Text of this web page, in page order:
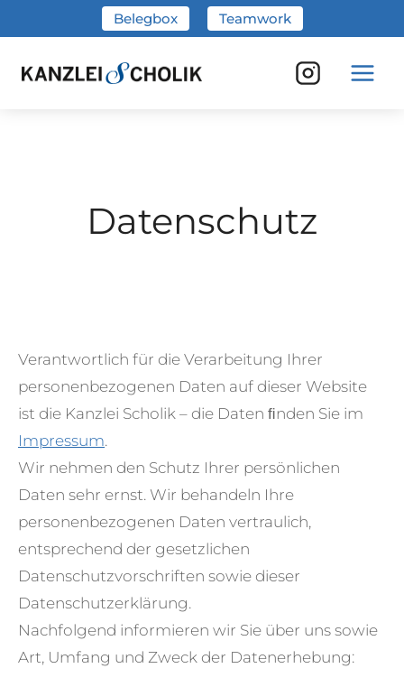
Inhalt
springen
Belegbox Teamwork
Datenschutz
Verantwortlich für die Verarbeitung Ihrer
personenbezogenen Daten auf dieser Website
ist die Kanzlei Scholik – die Daten ﬁnden Sie im
Impressum.
Wir nehmen den Schutz Ihrer persönlichen
Daten sehr ernst. Wir behandeln Ihre
personenbezogenen Daten vertraulich,
entsprechend der gesetzlichen
Datenschutzvorschriften sowie dieser
Datenschutzerklärung.
Nachfolgend informieren wir Sie über uns sowie
Art, Umfang und Zweck der Datenerhebung: